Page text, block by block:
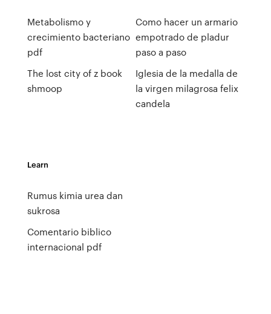
Metabolismo y
crecimiento bacteriano
pdf
The lost city of z book
shmoop
Como hacer un armario
empotrado de pladur
paso a paso
Iglesia de la medalla de
la virgen milagrosa felix
candela
Learn
Rumus kimia urea dan
sukrosa
Comentario biblico
internacional pdf